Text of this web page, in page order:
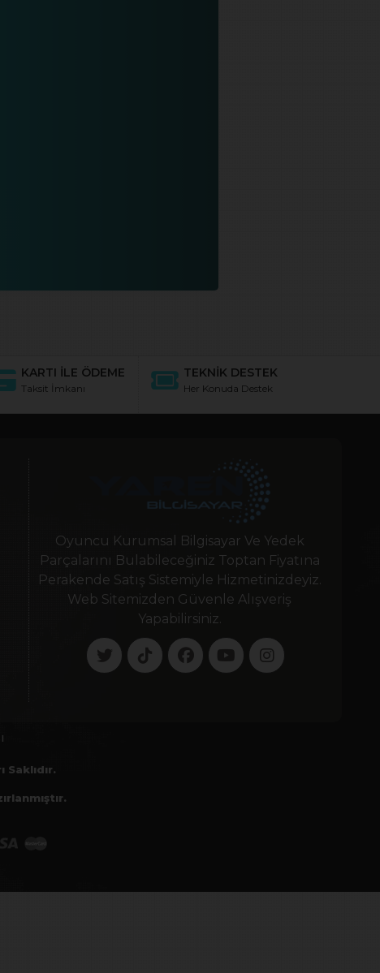
KARTI İLE ÖDEME
Taksit İmkanı
TEKNİK DESTEK
Her Konuda Destek
Oyuncu Kurumsal Bilgisayar Ve Yedek
Parçalarını Bulabileceğiniz Toptan Fiyatına
Perakende Satış Sistemiyle Hizmetinizdeyiz.
Web Sitemizden Güvenle Alışveriş
Yapabilirsiniz.